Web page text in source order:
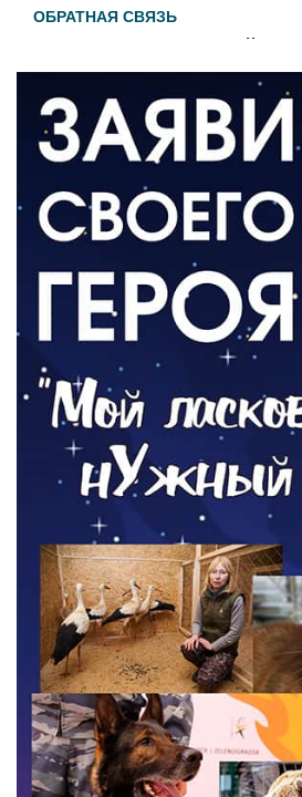
ОБРАТНАЯ СВЯЗЬ
Администрация онлайн
ВЛАСТЬ
День памяти и
06.08.2026
Новый настил на экотропе
05.08.2026